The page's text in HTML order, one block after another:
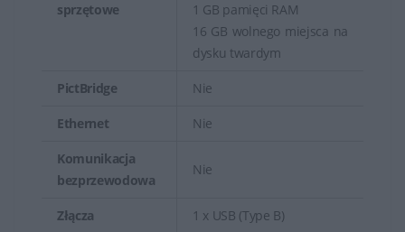
sprzętowe
1 GB pamięci RAM
16 GB wolnego miejsca na
dysku twardym
PictBridge Nie
Ethernet Nie
Komunikacja
bezprzewodowa
Nie
Złącza 1 x USB (Type B)